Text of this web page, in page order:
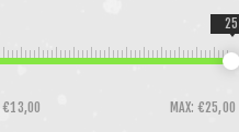
€13,00 MAX: €25,00
25